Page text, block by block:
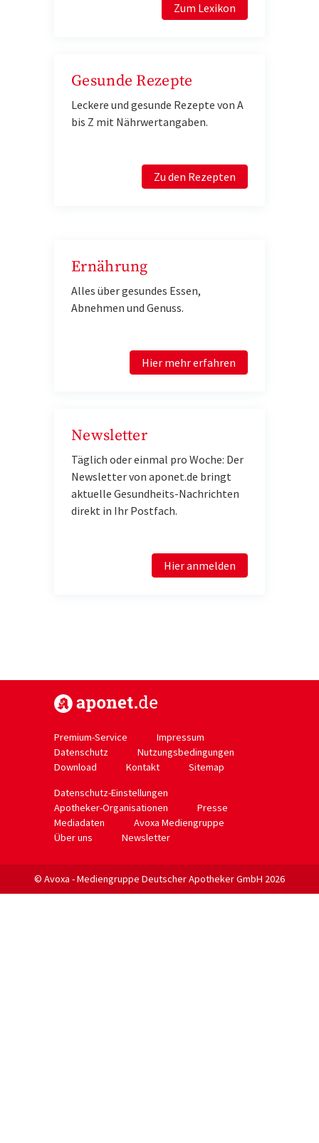
Zum Lexikon
Gesunde Rezepte
Leckere und gesunde Rezepte von A
bis Z mit Nährwertangaben.
Zu den Rezepten
Ernährung
Alles über gesundes Essen,
Abnehmen und Genuss.
Hier mehr erfahren
Newsletter
Täglich oder einmal pro Woche: Der
Newsletter von aponet.de bringt
aktuelle Gesundheits-Nachrichten
direkt in Ihr Postfach.
Hier anmelden
Premium-Service
Impressum
Datenschutz
Nutzungsbedingungen
Download
Kontakt
Sitemap
Datenschutz-Einstellungen
Apotheker-Organisationen
Presse
Mediadaten
Avoxa Mediengruppe
Über uns
Newsletter
© Avoxa - Mediengruppe Deutscher Apotheker GmbH 2026